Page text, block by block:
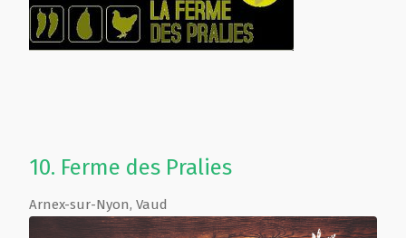
10. Ferme des Pralies
Arnex-sur-Nyon, Vaud